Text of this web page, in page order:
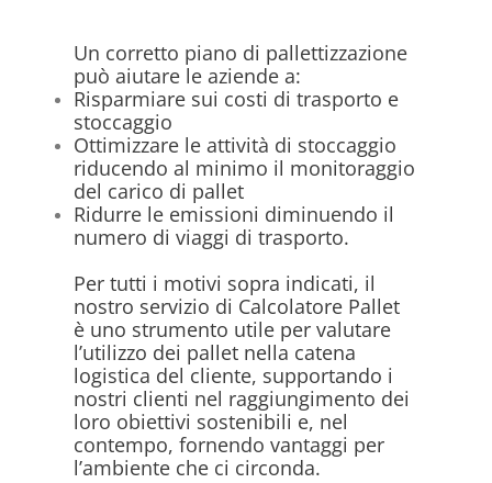
Un corretto piano di pallettizzazione
può aiutare le aziende a:
Risparmiare sui costi di trasporto e
stoccaggio
Ottimizzare le attività di stoccaggio
riducendo al minimo il monitoraggio
del carico di pallet
Ridurre le emissioni diminuendo il
numero di viaggi di trasporto.
Per tutti i motivi sopra indicati, il
nostro servizio di Calcolatore Pallet
è uno strumento utile per valutare
l’utilizzo dei pallet nella catena
logistica del cliente, supportando i
nostri clienti nel raggiungimento dei
loro obiettivi sostenibili e, nel
contempo, fornendo vantaggi per
l’ambiente che ci circonda.